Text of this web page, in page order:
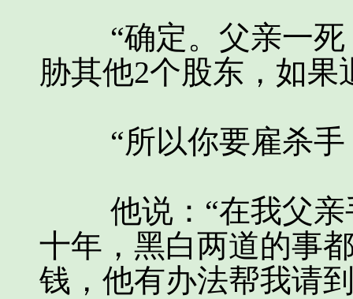
“确定。父亲一死
胁其他2个股东，如
“所以你要雇杀手
他说：“在我父亲
十年，黑白两道的事
钱，他有办法帮我请